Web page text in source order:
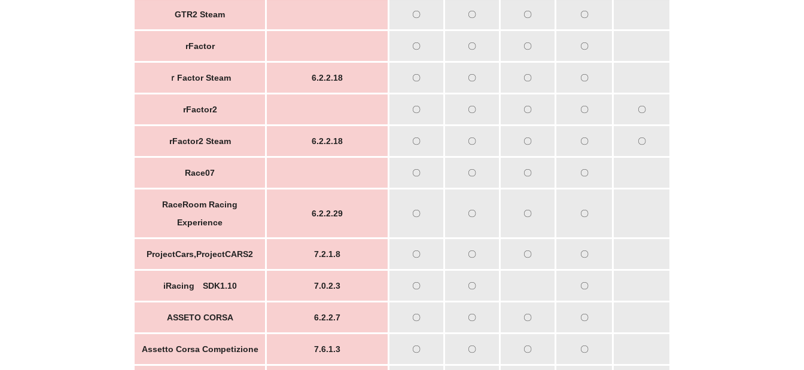
GTR2 Steam 〇 〇 〇 〇
rFactor 〇 〇 〇 〇
ｒFactor Steam 6.2.2.18 〇 〇 〇 〇
rFactor2 〇 〇 〇 〇 〇
rFactor2 Steam 6.2.2.18 〇 〇 〇 〇 〇
Race07 〇 〇 〇 〇
RaceRoom Racing
Experience
6.2.2.29 〇 〇 〇 〇
ProjectCars,ProjectCARS2 7.2.1.8 〇 〇 〇 〇
iRacing SDK1.10 7.0.2.3 〇 〇 〇
ASSETO CORSA 6.2.2.7 〇 〇 〇 〇
Assetto Corsa Competizione 7.6.1.3 〇 〇 〇 〇